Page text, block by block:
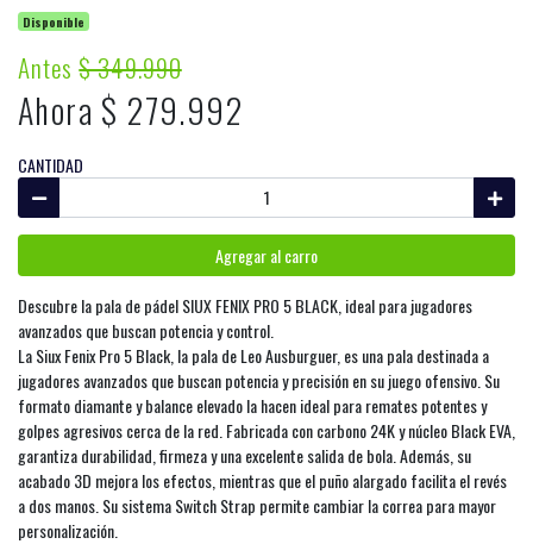
Disponible
Antes$ 349.990
Ahora $ 279.992
CANTIDAD
Agregar al carro
Descubre la pala de pádel SIUX FENIX PRO 5 BLACK, ideal para jugadores
avanzados que buscan potencia y control.
La Siux Fenix Pro 5 Black, la pala de Leo Ausburguer, es una pala destinada a
jugadores avanzados que buscan potencia y precisión en su juego ofensivo. Su
formato diamante y balance elevado la hacen ideal para remates potentes y
golpes agresivos cerca de la red. Fabricada con carbono 24K y núcleo Black EVA,
garantiza durabilidad, firmeza y una excelente salida de bola. Además, su
acabado 3D mejora los efectos, mientras que el puño alargado facilita el revés
a dos manos. Su sistema Switch Strap permite cambiar la correa para mayor
personalización.